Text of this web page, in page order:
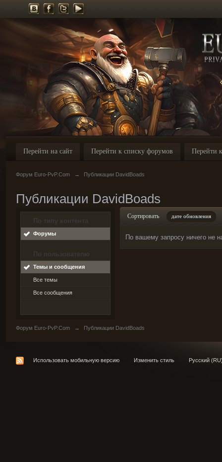
Перейти на сайт Перейти к списку форумов Перейти
Форум Euro-PvP.Com → Публикации DavidBoads
Публикации DavidBoads
По типу контента
Форумы
По пользователю
Темы и сообщения
Все темы
Все сообщения
Сортировать дате обновления
По вашему запросу ничего не
Форум Euro-PvP.Com → Публикации DavidBoads
Использовать мобильную версию Изменить стиль Русский